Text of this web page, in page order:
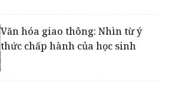
Văn hóa giao thông: Nhìn từ ý
thức chấp hành của học sinh